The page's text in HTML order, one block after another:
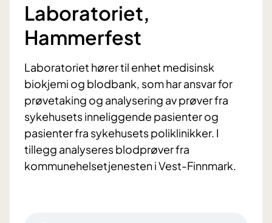
Laboratoriet,
Hammerfest
Laboratoriet hører til enhet medisinsk
biokjemi og blodbank, som har ansvar for
prøvetaking og analysering av prøver fra
sykehusets inneliggende pasienter og
pasienter fra sykehusets poliklinikker. I
tillegg analyseres blodprøver fra
kommunehelsetjenesten i Vest-Finnmark.